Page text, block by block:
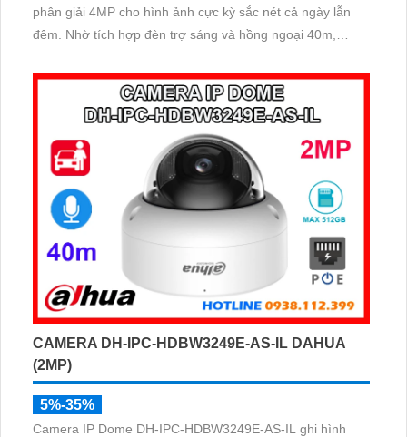
phân giải 4MP cho hình ảnh cực kỳ sắc nét cả ngày lẫn
đêm. Nhờ tích hợp đèn trợ sáng và hồng ngoại 40m,
thời trang bị micro thu âm nguồn POE, khe cắm thẻ nhớ
đến 512GB và công nghệ AI nhận diện chính xác người và
phương tiện
CAMERA DH-IPC-HDBW3249E-AS-IL DAHUA
(2MP)
5%-35%
Camera IP Dome DH-IPC-HDBW3249E-AS-IL ghi hình